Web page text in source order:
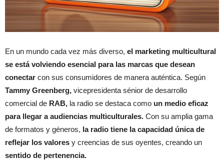
En un mundo cada vez más diverso, el marketing multicultural
se está volviendo esencial para las marcas que desean
conectar con sus consumidores de manera auténtica. Según
Tammy Greenberg, vicepresidenta sénior de desarrollo
comercial de RAB, la radio se destaca como un medio eficaz
para llegar a audiencias multiculturales. Con su amplia gama
de formatos y géneros, la radio tiene la capacidad única de
reflejar los valores y creencias de sus oyentes, creando un
sentido de pertenencia.